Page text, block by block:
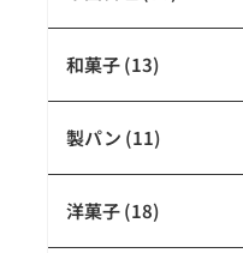
和菓子 (13)
製パン (11)
洋菓子 (18)